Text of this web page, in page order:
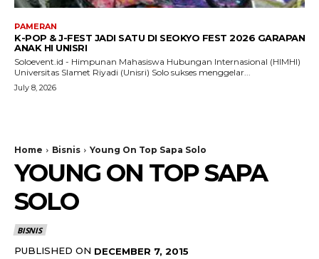
PAMERAN
K-POP & J-FEST JADI SATU DI SEOKYO FEST 2026 GARAPAN
ANAK HI UNISRI
Soloevent.id - Himpunan Mahasiswa Hubungan Internasional (HIMHI)
Universitas Slamet Riyadi (Unisri) Solo sukses menggelar...
July 8, 2026